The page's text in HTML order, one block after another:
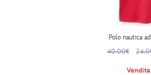
Polo nautica
40.00€